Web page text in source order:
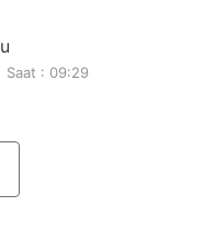
Saat : 09:29